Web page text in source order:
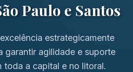
Paulo e Santos
estrategicamente
garantir agilidade e suporte
toda a capital e no litoral.